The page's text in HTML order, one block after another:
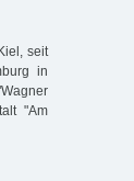
seit
in
"Am